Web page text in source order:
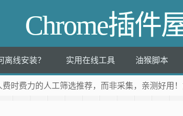
Chrome插件
离线安装？ 实用在线工具 油猴脚本
费时费力的人工筛选推荐，而非采集，亲测好用